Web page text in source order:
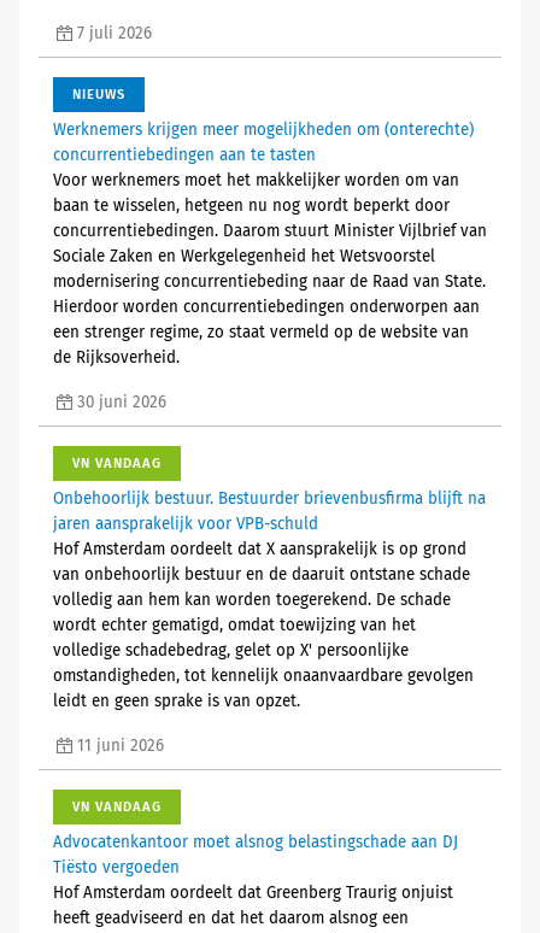
7 juli 2026
NIEUWS
Werknemers krijgen meer mogelijkheden om (onterechte)
concurrentiebedingen aan te tasten
Voor werknemers moet het makkelijker worden om van
baan te wisselen, hetgeen nu nog wordt beperkt door
concurrentiebedingen. Daarom stuurt Minister Vijlbrief van
Sociale Zaken en Werkgelegenheid het Wetsvoorstel
modernisering concurrentiebeding naar de Raad van State.
Hierdoor worden concurrentiebedingen onderworpen aan
een strenger regime, zo staat vermeld op de website van
de Rijksoverheid.
30 juni 2026
VN VANDAAG
Onbehoorlijk bestuur. Bestuurder brievenbusfirma blijft na
jaren aansprakelijk voor VPB-schuld
Hof Amsterdam oordeelt dat X aansprakelijk is op grond
van onbehoorlijk bestuur en de daaruit ontstane schade
volledig aan hem kan worden toegerekend. De schade
wordt echter gematigd, omdat toewijzing van het
volledige schadebedrag, gelet op X' persoonlijke
omstandigheden, tot kennelijk onaanvaardbare gevolgen
leidt en geen sprake is van opzet.
11 juni 2026
VN VANDAAG
Advocatenkantoor moet alsnog belastingschade aan DJ
Tiësto vergoeden
Hof Amsterdam oordeelt dat Greenberg Traurig onjuist
heeft geadviseerd en dat het daarom alsnog een